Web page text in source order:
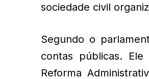
sociedade civil
Segundo o
contas públicas.
Reforma